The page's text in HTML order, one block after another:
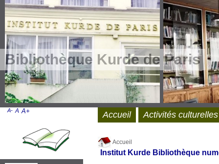
Bibliothèque Kurde de Paris
Accueil
Institut Kurde Bibliothèque
Accueil Activités culturelles
A- A A+